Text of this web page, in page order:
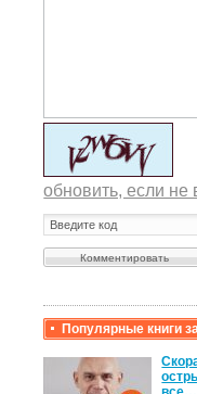
обновить, если не
Популярные книги